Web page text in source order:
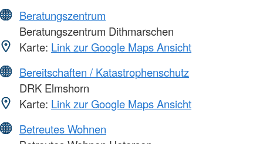
Beratungszentrum
Beratungszentrum Dithmarschen
Karte: Link zur Google Maps Ansicht
Bereitschaften / Katastrophenschutz
DRK Elmshorn
Karte: Link zur Google Maps Ansicht
Betreutes Wohnen